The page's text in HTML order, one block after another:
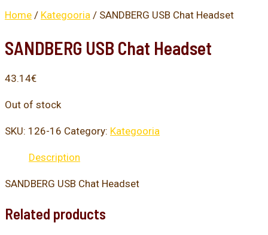
Home / Kategooria / SANDBERG USB Chat Headset
SANDBERG USB Chat Headset
43.14€
Out of stock
SKU: 126-16 Category: Kategooria
Description
SANDBERG USB Chat Headset
Related products